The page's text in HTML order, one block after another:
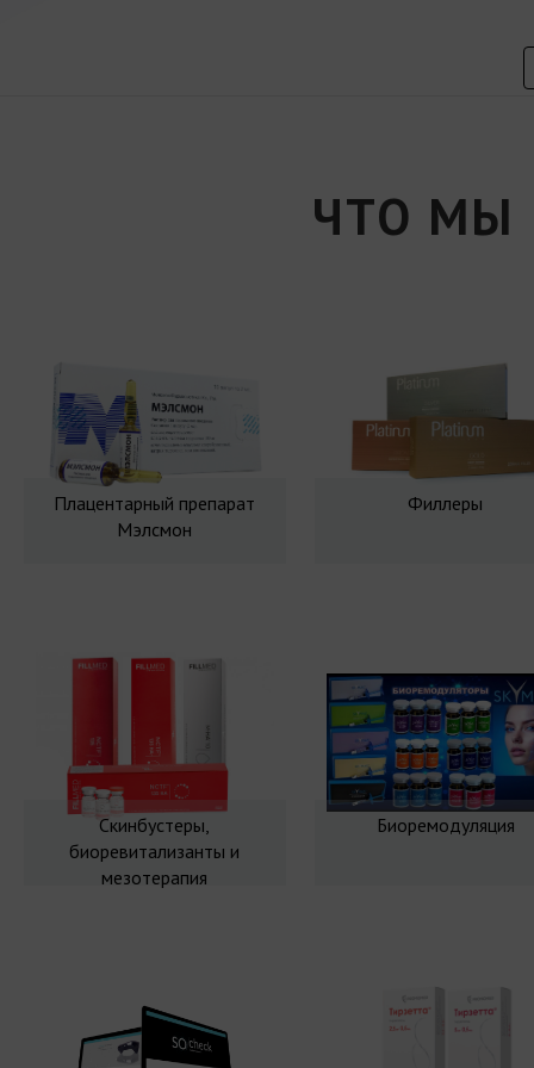
ЧТО МЫ
Плацентарный препарат
Мэлсмон
Филлеры
Скинбустеры,
биоревитализанты и
мезотерапия
Биоремодуляция